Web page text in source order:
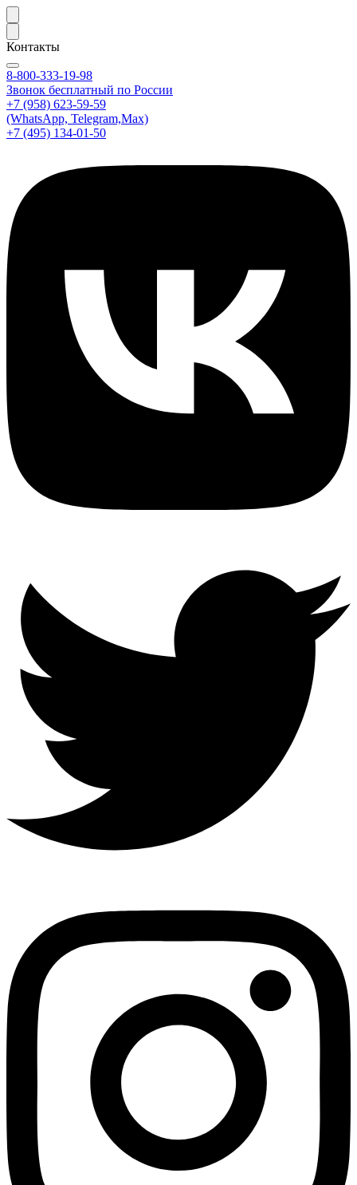
Контакты
8-800-333-19-98
Звонок бесплатный по России
+7 (958) 623-59-59
(WhatsApp, Telegram,Max)
+7 (495) 134-01-50